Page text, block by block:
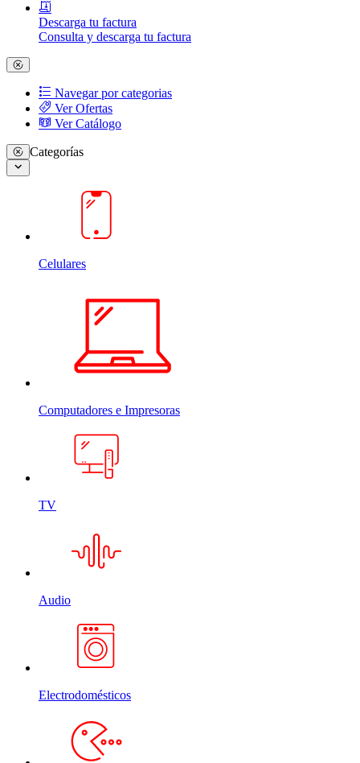
Descarga tu factura
Consulta y descarga tu factura
Navegar por categorias
Ver Ofertas
Ver Catálogo
Categorías
Celulares
Computadores e Impresoras
TV
Audio
Electrodomésticos